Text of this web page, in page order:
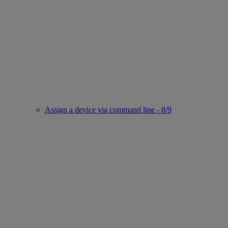
Assign a device via command line - 8/9